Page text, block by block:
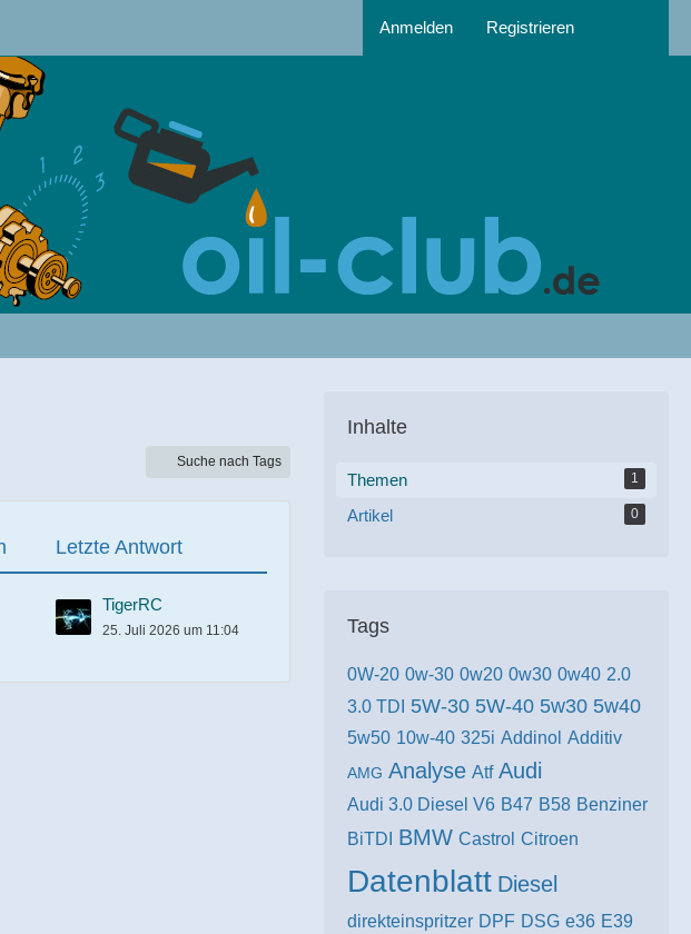
Anmelden Registrieren
Suche nach Tags
Letzte Antwort
TigerRC
25. Juli 2026 um 11:04
Inhalte
Themen 1
Artikel 0
Tags
0W-20 0w-30 0w20 0w30 0w40 2.0
3.0 TDI
5W-30 5W-40 5w30 5w40
5w50 10w-40 325i Addinol Additiv
AMG Analyse Atf Audi
Audi 3.0 Diesel V6 B47 B58 Benziner
BiTDI
BMW Castrol Citroen
Datenblatt Diesel
direkteinspritzer DPF DSG e36 E39